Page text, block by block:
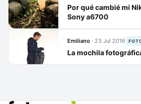
Por qué cambié mi
Sony a6700
Emiliano · 23 Jul 2016
La mochila